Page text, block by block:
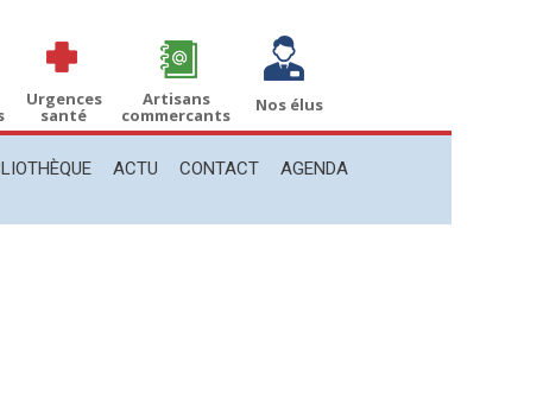
Urgences
santé
Artisans
commercants Nos élus
ACTU CONTACT AGENDA
CONTACT AGENDA